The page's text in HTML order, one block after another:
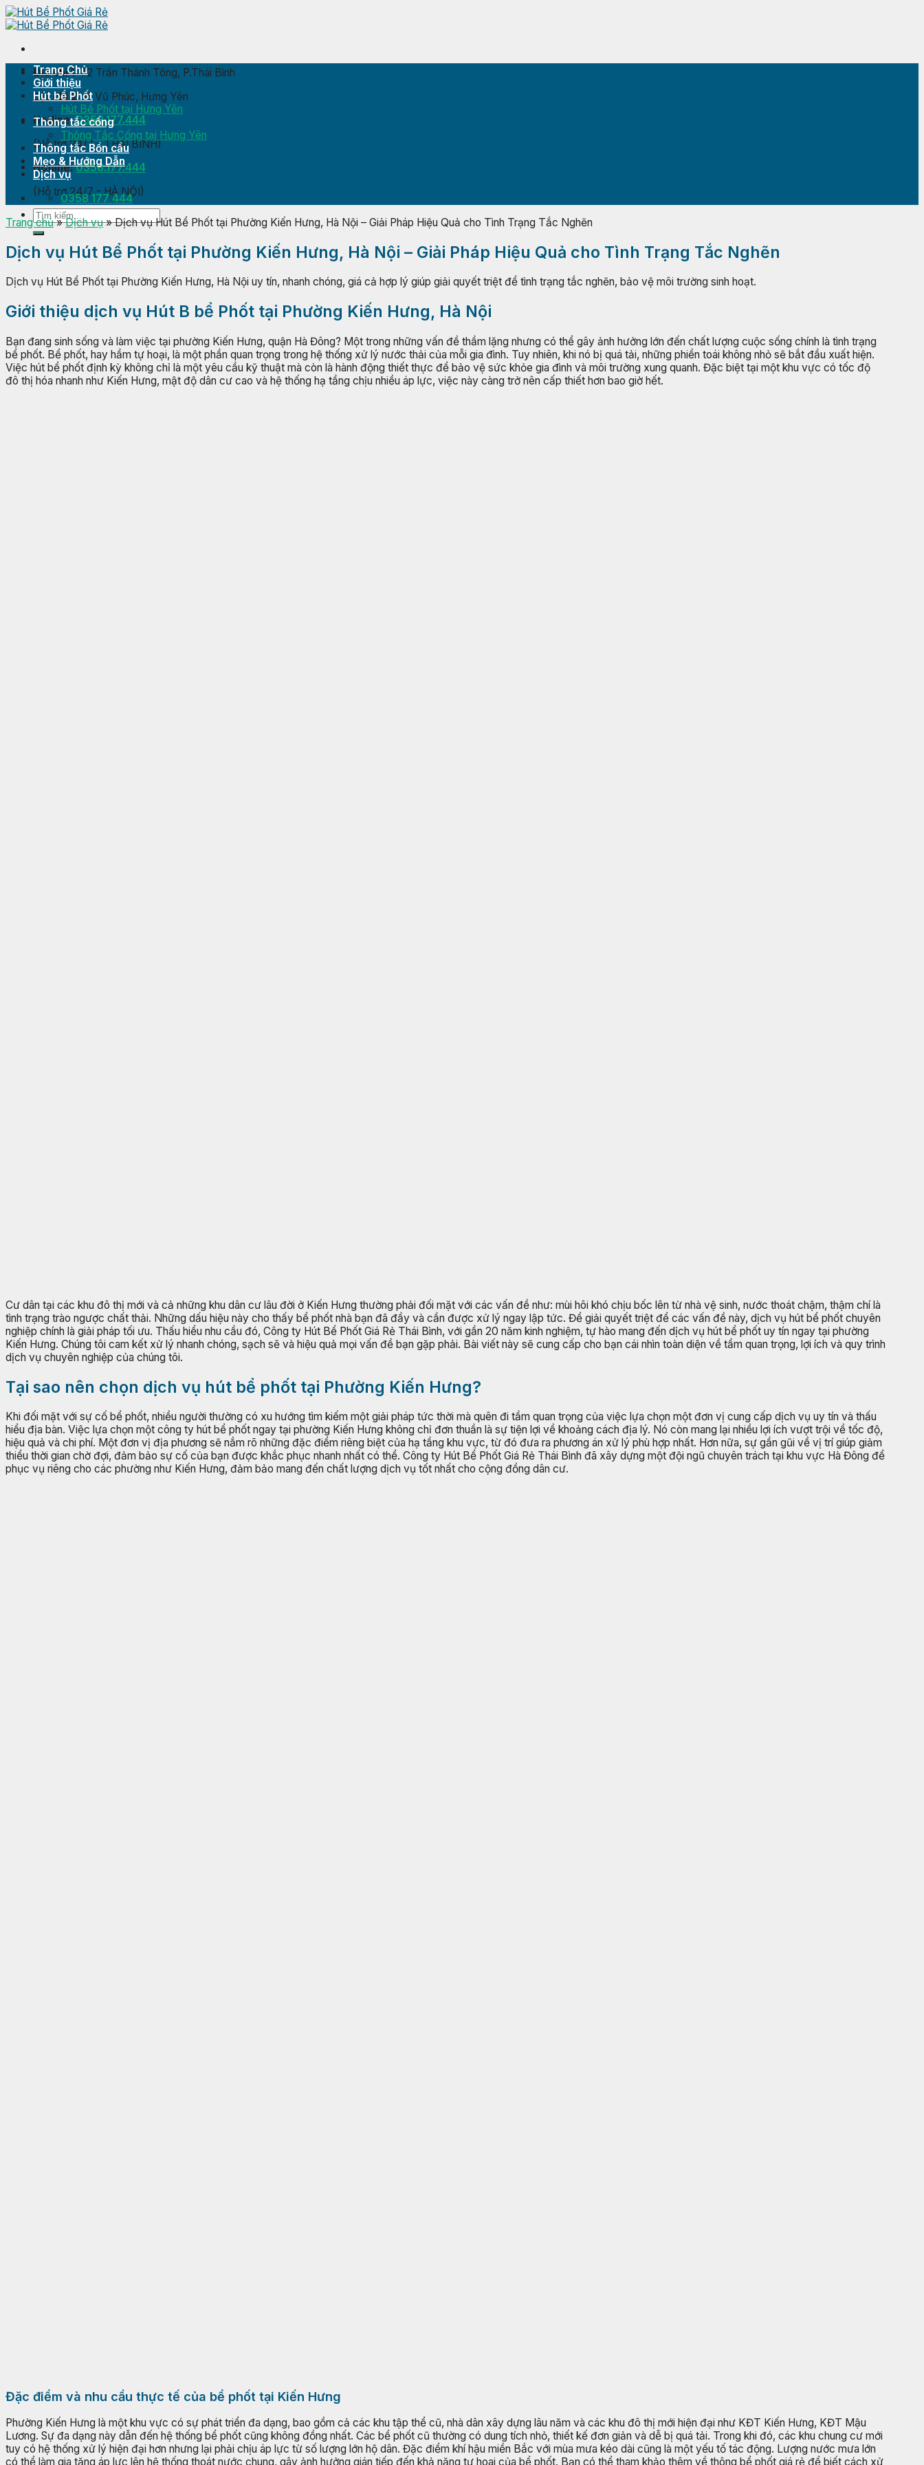
Skip
to
Địa chỉ 1:72 Trần Thánh Tông, P.Thái Bình
Địa chỉ 2:P. Vũ Phúc, Hưng Yên
Hotline: 0358.177.444
(Hỗ trợ 24/7 - THÁI BÌNH)
Hotline: 0358.177.444
(Hỗ trợ 24/7 - HÀ NỘI)
Trang Chủ
Giới thiệu
Hút bể Phốt
Hút Bể Phốt tại Hưng Yên
Thông tắc cống
Thông Tắc Cống tại Hưng Yên
Thông tắc Bồn cầu
Mẹo & Hướng Dẫn
Dịch vụ
0358 177 444
Trang chủ»Dịch vụ»Dịch vụ Hút Bể Phốt tại Phường Kiến Hưng, Hà Nội – Giải Pháp Hiệu Quả cho Tình Trạng Tắc Nghẽn
Dịch vụ Hút Bể Phốt tại Phường Kiến Hưng, Hà Nội – Giải Pháp Hiệu Quả cho Tình Trạng Tắc Nghẽn
Dịch vụ Hút Bể Phốt tại Phường Kiến Hưng, Hà Nội uy tín, nhanh chóng, giá cả hợp lý giúp giải quyết triệt để tình trạng tắc nghẽn, bảo vệ môi trường sinh hoạt.
Giới thiệu dịch vụ Hút B bể Phốt tại Phường Kiến Hưng, Hà Nội
Bạn đang sinh sống và làm việc tại phường Kiến Hưng, quận Hà Đông? Một trong những vấn đề thầm lặng nhưng có thể gây ảnh hưởng lớn đến chất lượng cuộc sống chính là tình trạng
bể phốt. Bể phốt, hay hầm tự hoại, là một phần quan trọng trong hệ thống xử lý nước thải của mỗi gia đình. Tuy nhiên, khi nó bị quá tải, những phiền toái không nhỏ sẽ bắt đầu xuất hiện.
Việc hút bể phốt định kỳ không chỉ là một yêu cầu kỹ thuật mà còn là hành động thiết thực để bảo vệ sức khỏe gia đình và môi trường xung quanh. Đặc biệt tại một khu vực có tốc độ
đô thị hóa nhanh như Kiến Hưng, mật độ dân cư cao và hệ thống hạ tầng chịu nhiều áp lực, việc này càng trở nên cấp thiết hơn bao giờ hết.
Cư dân tại các khu đô thị mới và cả những khu dân cư lâu đời ở Kiến Hưng thường phải đối mặt với các vấn đề như: mùi hôi khó chịu bốc lên từ nhà vệ sinh, nước thoát chậm, thậm chí là
tình trạng trào ngược chất thải. Những dấu hiệu này cho thấy bể phốt nhà bạn đã đầy và cần được xử lý ngay lập tức. Để giải quyết triệt để các vấn đề này, dịch vụ hút bể phốt chuyên
nghiệp chính là giải pháp tối ưu. Thấu hiểu nhu cầu đó, Công ty Hút Bể Phốt Giá Rẻ Thái Bình, với gần 20 năm kinh nghiệm, tự hào mang đến dịch vụ hút bể phốt uy tín ngay tại phường
Kiến Hưng. Chúng tôi cam kết xử lý nhanh chóng, sạch sẽ và hiệu quả mọi vấn đề bạn gặp phải. Bài viết này sẽ cung cấp cho bạn cái nhìn toàn diện về tầm quan trọng, lợi ích và quy trình
dịch vụ chuyên nghiệp của chúng tôi.
Tại sao nên chọn dịch vụ hút bể phốt tại Phường Kiến Hưng?
Khi đối mặt với sự cố bể phốt, nhiều người thường có xu hướng tìm kiếm một giải pháp tức thời mà quên đi tầm quan trọng của việc lựa chọn một đơn vị cung cấp dịch vụ uy tín và thấu
hiểu địa bàn. Việc lựa chọn một công ty hút bể phốt ngay tại phường Kiến Hưng không chỉ đơn thuần là sự tiện lợi về khoảng cách địa lý. Nó còn mang lại nhiều lợi ích vượt trội về tốc độ,
hiệu quả và chi phí. Một đơn vị địa phương sẽ nắm rõ những đặc điểm riêng biệt của hạ tầng khu vực, từ đó đưa ra phương án xử lý phù hợp nhất. Hơn nữa, sự gần gũi về vị trí giúp giảm
thiểu thời gian chờ đợi, đảm bảo sự cố của bạn được khắc phục nhanh nhất có thể. Công ty Hút Bể Phốt Giá Rẻ Thái Bình đã xây dựng một đội ngũ chuyên trách tại khu vực Hà Đông để
phục vụ riêng cho các phường như Kiến Hưng, đảm bảo mang đến chất lượng dịch vụ tốt nhất cho cộng đồng dân cư.
Đặc điểm và nhu cầu thực tế của bể phốt tại Kiến Hưng
Phường Kiến Hưng là một khu vực có sự phát triển đa dạng, bao gồm cả các khu tập thể cũ, nhà dân xây dựng lâu năm và các khu đô thị mới hiện đại như KĐT Kiến Hưng, KĐT Mậu
Lương. Sự đa dạng này dẫn đến hệ thống bể phốt cũng không đồng nhất. Các bể phốt cũ thường có dung tích nhỏ, thiết kế đơn giản và dễ bị quá tải. Trong khi đó, các khu chung cư mới
tuy có hệ thống xử lý hiện đại hơn nhưng lại phải chịu áp lực từ số lượng lớn hộ dân. Đặc điểm khí hậu miền Bắc với mùa mưa kéo dài cũng là một yếu tố tác động. Lượng nước mưa lớn
có thể làm gia tăng áp lực lên hệ thống thoát nước chung, gây ảnh hưởng gián tiếp đến khả năng tự hoai của bể phốt. Bạn có thể tham khảo thêm về thông bể phốt giá rẻ để biết cách xử